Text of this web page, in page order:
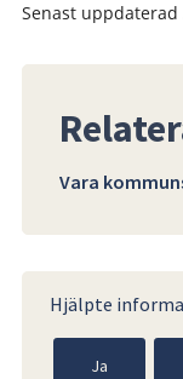
Senast uppdaterad
Vara
Hjälpte
Ja